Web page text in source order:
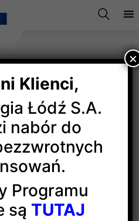
i ochronie
francusku
połączona
informacji
Klienci,
Łódź S.A.
nabór do
Programu
są TUTAJ
×